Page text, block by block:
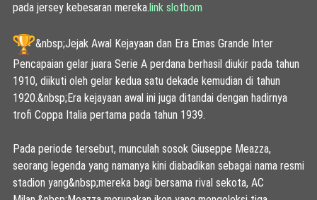
pada jersey kebesaran mereka.link slotbom
&nbsp;Jejak Awal Kejayaan dan Era Emas Grande Inter
Pencapaian gelar juara Serie A perdana berhasil diukir pada tahun
1910, diikuti oleh gelar kedua satu dekade kemudian di tahun
1920.&nbsp;Era kejayaan awal ini juga ditandai dengan hadirnya
trofi Coppa Italia pertama pada tahun 1939.
Pada periode tersebut, munculah sosok Giuseppe Meazza,
seorang legenda yang namanya kini diabadikan sebagai nama resmi
stadion yang&nbsp;mereka bagi bersama rival sekota, AC